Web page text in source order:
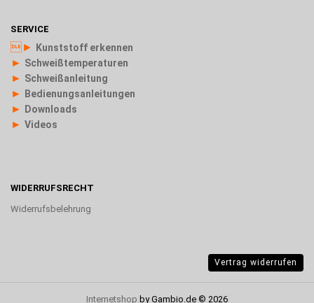
SERVICE
► Kunststoff erkennen
► Schweißtemperaturen
► Schweißanleitung
► Bedienungsanleitungen
► Downloads
► Videos
WIDERRUFSRECHT
Widerrufsbelehrung
Vertrag widerrufen
Internetshop by Gambio.de © 2026